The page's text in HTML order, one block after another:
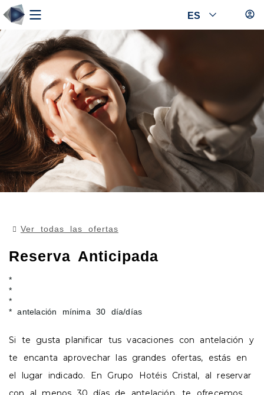
ES
Ver todas las ofertas
Reserva Anticipada
antelación mínima 30 día/días
Si te gusta planificar tus vacaciones con antelación y
te encanta aprovechar las grandes ofertas, estás en
el lugar indicado. En Grupo Hotéis Cristal, al reservar